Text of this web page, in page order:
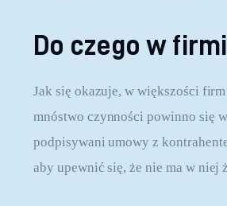
Do czego w
Jak się okazuje, w większości
mnóstwo czynności powinno się
podpisywani umowy z
aby upewnić się, że nie ma w